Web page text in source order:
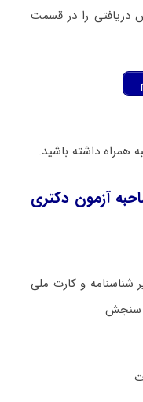
دریافتی را در قسمت
همراه داشته باشید.
آزمون دکتری
و کارت ملی
سنجش